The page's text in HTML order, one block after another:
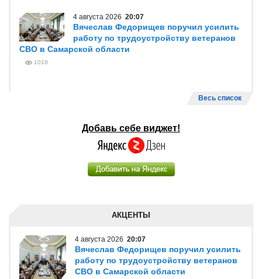
4 августа 2026 20:07
Вячеслав Федорищев поручил усилить
работу по трудоустройству ветеранов
СВО в Самарской области
1018
Весь список
Добавь себе виджет!
АКЦЕНТЫ
4 августа 2026 20:07
Вячеслав Федорищев поручил усилить
работу по трудоустройству ветеранов
СВО в Самарской области